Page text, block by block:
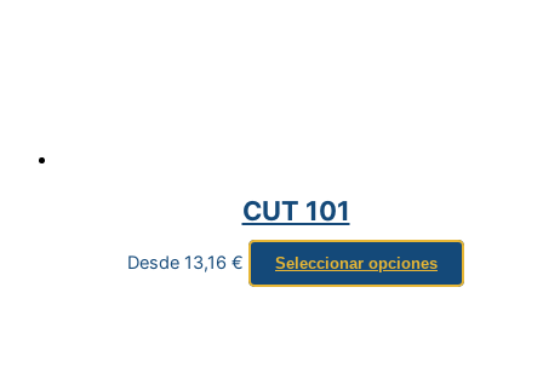
CUT 101
Desde 13,16 € Seleccionar opciones